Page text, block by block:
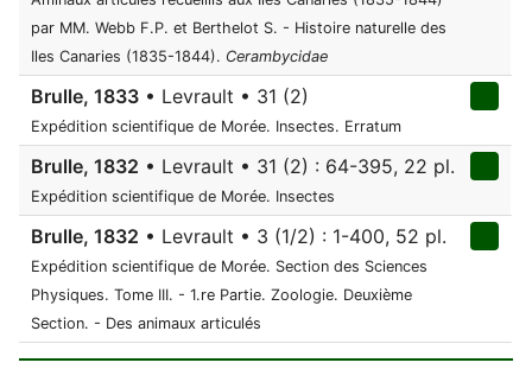
par MM. Webb F.P. et Berthelot S. - Histoire naturelle des
Iles Canaries (1835-1844). Cerambycidae
Brulle, 1833 • Levrault • 31 (2)
Expédition scientifique de Morée. Insectes. Erratum
Brulle, 1832 • Levrault • 31 (2) : 64-395, 22 pl.
Expédition scientifique de Morée. Insectes
Brulle, 1832 • Levrault • 3 (1/2) : 1-400, 52 pl.
Expédition scientifique de Morée. Section des Sciences
Physiques. Tome III. - 1.re Partie. Zoologie. Deuxième
Section. - Des animaux articulés